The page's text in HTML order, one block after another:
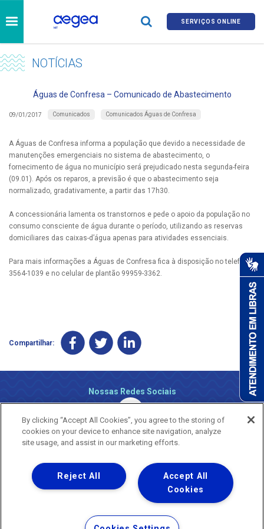
SERVIÇOS ONLINE
NOTÍCIAS
Águas de Confresa – Comunicado de Abastecimento
09/01/2017 Comunicados Comunicados Águas de Confresa
A Águas de Confresa informa a população que devido a necessidade de
manutenções emergenciais no sistema de abastecimento, o
fornecimento de água no município será prejudicado nesta segunda-feira
(09.01). Após os reparos, a previsão é que o abastecimento seja
normalizado, gradativamente, a partir das 17h30.
A concessionária lamenta os transtornos e pede o apoio da população no
consumo consciente de água durante o período, utilizando as reservas
domiciliares das caixas-d’água apenas para atividades essenciais.
Para mais informações a Águas de Confresa fica à disposição no telefone
3564-1039 e no celular de plantão 99959-3362.
Compartilhar:
Nossas Redes Sociais
Uma empresa
Copyright ® 2026 - Todos os Direitos Reservados.
Nossa natureza movimenta a vida
Termos Gerais de Uso de Sites e Aplicativos
By clicking “Accept All Cookies”, you agree to the storing of
cookies on your device to enhance site navigation, analyze
site usage, and assist in our marketing efforts.
Accept All
Cookies
Reject All